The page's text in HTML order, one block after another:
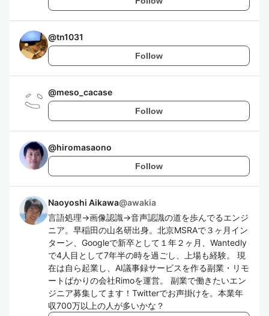
@tn1031
Follow
@meso_cacase
Follow
@hiromasaono
Follow
Naoyoshi Aikawa@awakia
言語処理→画像認識→音声認識の道を歩んでるエンジ
ニア。早稲田の山名研出身。北京MSRAで３ヶ月イン
ターン、Googleで新卒として１年２ヶ月、Wantedly
で4人目として7年半の時を過ごし、上場も経験。 現
在は自ら起業し、AI議事録サービスを作る副業・リモ
ートばかりの会社Rimoを運営。 副業で働きたいエン
ジニア募集してます！Twitterでお声掛けを。本業年
収700万以上の人が多いかな？